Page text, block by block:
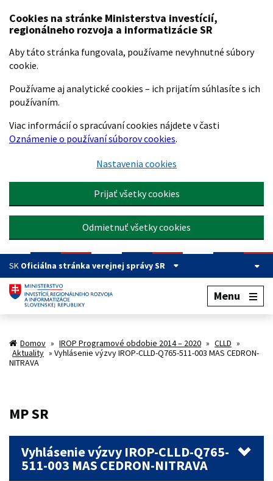
Preskočiť na hlavný obsah
Cookies na stránke Ministerstva investícií,
regionálneho rozvoja a informatizácie SR
Aby táto stránka fungovala, používame nevyhnutné súbory
cookie.
Používame aj analytické cookies – ich prijatím súhlasíte s ich
používaním.
Viac informácií o spracúvaní cookies nájdete v časti
Oznámenie o používaní súborov cookies.
Nastavenia cookies
Prijať všetky cookies
Odmietnuť všetky cookies
SK Oficiálna stránka verejnej správy SR
Menu
Domov » IROP Programové obdobie 2014 – 2020 » CLLD »
Aktuality » Vyhlásenie výzvy IROP-CLLD-Q765-511-003 MAS CEDRON-
NITRAVA
MP SR
Vyhlásenie výzvy IROP-CLLD-Q765-
511-003 MAS CEDRON-NITRAVA